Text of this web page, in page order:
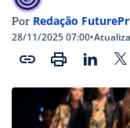
Por Redação
28/11/2025 07:00•